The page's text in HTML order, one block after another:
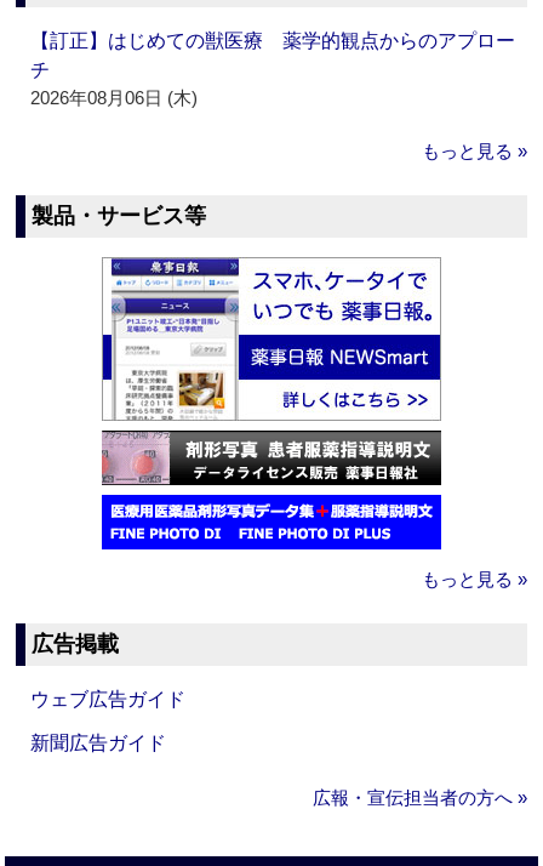
【訂正】はじめての獣医療 薬学的観点からのアプロー
チ
2026年08月06日 (木)
もっと見る »
製品・サービス等
もっと見る »
広告掲載
ウェブ広告ガイド
新聞広告ガイド
広報・宣伝担当者の方へ »